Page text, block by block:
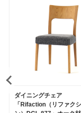
ダイニングチェア
「Rifaction（リファク